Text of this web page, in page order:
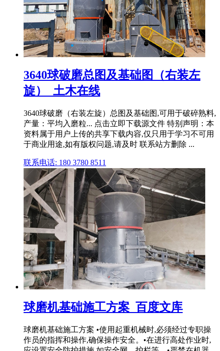
3640球破磨总图及基础图（右装左
旋）_土木在线
3640球破磨（右装左旋）总图及基础图,可用于破碎熟料,
产量：平均入磨粒... 点击立即下载源文件 特别声明：本
资料属于用户上传的共享下载内容,仅只用于学习不可用
于商业用途,如有版权问题,请及时 联系站方删除 ...
联系电话: 180 3780 8511
球磨机基础施工方案_百度文库
球磨机基础施工方案 •使用起重机械时,必须经过专职操
作员的指挥和操作,确保操作安全。•在进行高处作业时,